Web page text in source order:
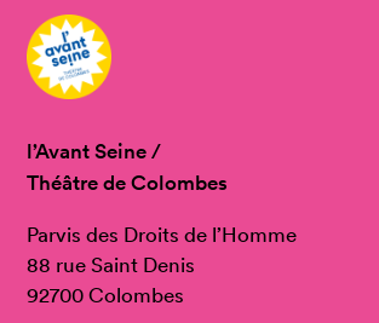
l’Avant Seine /
Théâtre de Colombes
Parvis des Droits de l’Homme
88 rue Saint Denis
92700 Colombes